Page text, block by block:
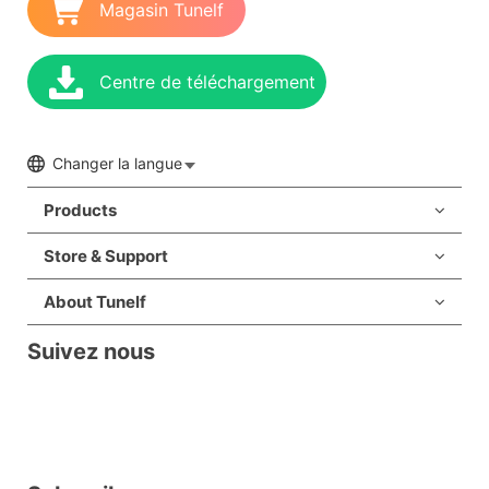
Magasin Tunelf
Centre de téléchargement
Changer la langue
Products
Store & Support
About Tunelf
Suivez nous